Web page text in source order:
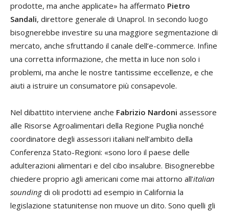
prodotte, ma anche applicate» ha affermato Pietro
Sandali, direttore generale di Unaprol. In secondo luogo
bisognerebbe investire su una maggiore segmentazione di
mercato, anche sfruttando il canale dell’e-commerce. Infine
una corretta informazione, che metta in luce non solo i
problemi, ma anche le nostre tantissime eccellenze, e che
aiuti a istruire un consumatore più consapevole.
Nel dibattito interviene anche Fabrizio Nardoni assessore
alle Risorse Agroalimentari della Regione Puglia nonché
coordinatore degli assessori italiani nell’ambito della
Conferenza Stato-Regioni: «sono loro il paese delle
adulterazioni alimentari e del cibo insalubre. Bisognerebbe
chiedere proprio agli americani come mai attorno all’italian
soundingdi oli prodotti ad esempio in California la
legislazione statunitense non muove un dito. Sono quelli gli